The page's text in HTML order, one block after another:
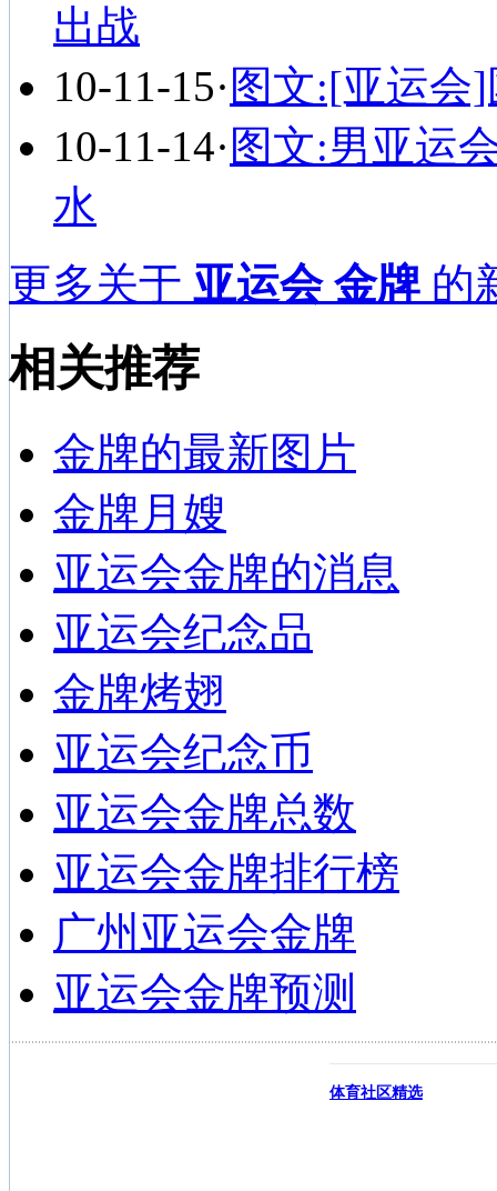
出战
10-11-15· 图文:[亚运会
10-11-14· 图文:男亚运
水
更多关于 亚运会 金牌 的
相关推荐
金牌的最新图片
金牌月嫂
亚运会金牌的消息
亚运会纪念品
金牌烤翅
亚运会纪念币
亚运会金牌总数
亚运会金牌排行榜
广州亚运会金牌
亚运会金牌预测
体育社区精选